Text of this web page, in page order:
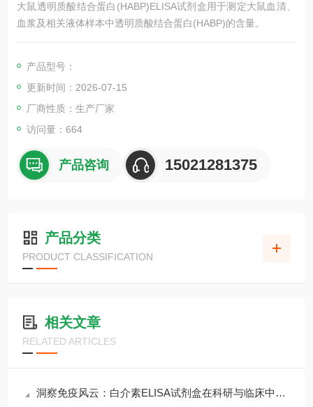
大鼠透明质酸结合蛋白(HABP)ELISA试剂盒用于测定大鼠血清、
血浆及相关液体样本中透明质酸结合蛋白(HABP)的含量。
产品型号：
更新时间：2026-07-15
厂商性质：生产厂家
访问量：664
产品咨询 15021281375
产品分类
PRODUCT CLASSIFICATION
相关文章
RELATED ARTICLES
洞察免疫风云：白介素ELISA试剂盒在科研与临床中的核心价值